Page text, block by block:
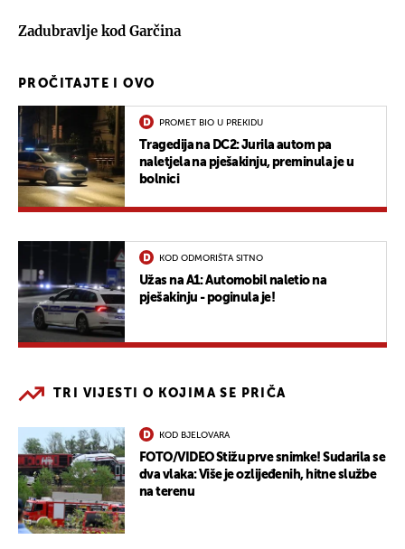
Zadubravlje kod Garčina
PROČITAJTE I OVO
PROMET BIO U PREKIDU
Tragedija na DC2: Jurila autom pa
naletjela na pješakinju, preminula je u
bolnici
KOD ODMORIŠTA SITNO
Užas na A1: Automobil naletio na
pješakinju - poginula je!
TRI VIJESTI O KOJIMA SE PRIČA
KOD BJELOVARA
FOTO/VIDEO Stižu prve snimke! Sudarila se
dva vlaka: Više je ozlijeđenih, hitne službe
na terenu